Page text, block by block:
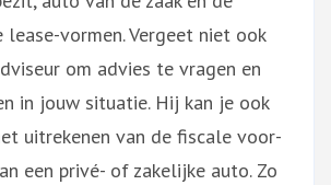
vormen. Vergeet niet ook
om advies te vragen en
in jouw situatie. Hij kan je ook
uitrekenen van de fiscale voor-
een privé- of zakelijke auto. Zo